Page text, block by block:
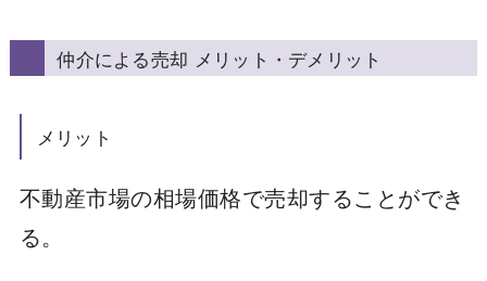
仲介による売却 メリット・デメリット
メリット
不動産市場の相場価格で売却することができ
る。